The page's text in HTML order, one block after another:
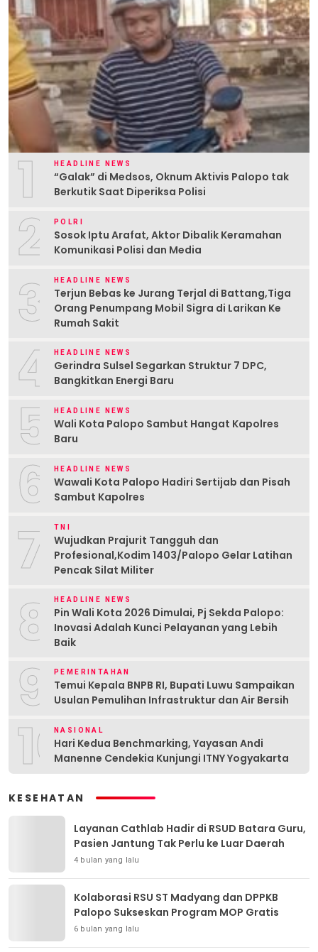
1 HEADLINE NEWS
“Galak” di Medsos, Oknum Aktivis Palopo tak
Berkutik Saat Diperiksa Polisi
2 POLRI
Sosok Iptu Arafat, Aktor Dibalik Keramahan
Komunikasi Polisi dan Media
3 HEADLINE NEWS
Terjun Bebas ke Jurang Terjal di Battang,Tiga
Orang Penumpang Mobil Sigra di Larikan Ke
Rumah Sakit
4 HEADLINE NEWS
Gerindra Sulsel Segarkan Struktur 7 DPC,
Bangkitkan Energi Baru
5 HEADLINE NEWS
Wali Kota Palopo Sambut Hangat Kapolres
Baru
6 HEADLINE NEWS
Wawali Kota Palopo Hadiri Sertijab dan Pisah
Sambut Kapolres
7 TNI
Wujudkan Prajurit Tangguh dan
Profesional,Kodim 1403/Palopo Gelar Latihan
Pencak Silat Militer
8 HEADLINE NEWS
Pin Wali Kota 2026 Dimulai, Pj Sekda Palopo:
Inovasi Adalah Kunci Pelayanan yang Lebih
Baik
9 PEMERINTAHAN
Temui Kepala BNPB RI, Bupati Luwu Sampaikan
Usulan Pemulihan Infrastruktur dan Air Bersih
10NASIONAL
Hari Kedua Benchmarking, Yayasan Andi
Manenne Cendekia Kunjungi ITNY Yogyakarta
KESEHATAN
Layanan Cathlab Hadir di RSUD Batara Guru,
Pasien Jantung Tak Perlu ke Luar Daerah
4 bulan yang lalu
Kolaborasi RSU ST Madyang dan DPPKB
Palopo Sukseskan Program MOP Gratis
6 bulan yang lalu